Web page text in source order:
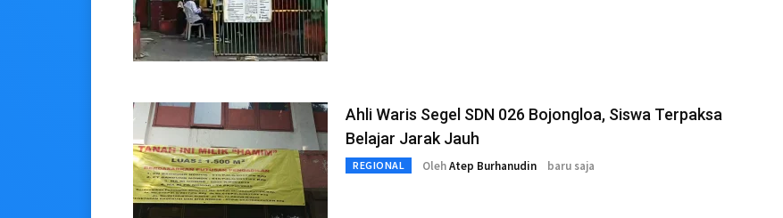
Ahli Waris Segel SDN 026 Bojongloa, Siswa Terpaksa
Belajar Jarak Jauh
REGIONAL OlehAtep Burhanudin baru saja